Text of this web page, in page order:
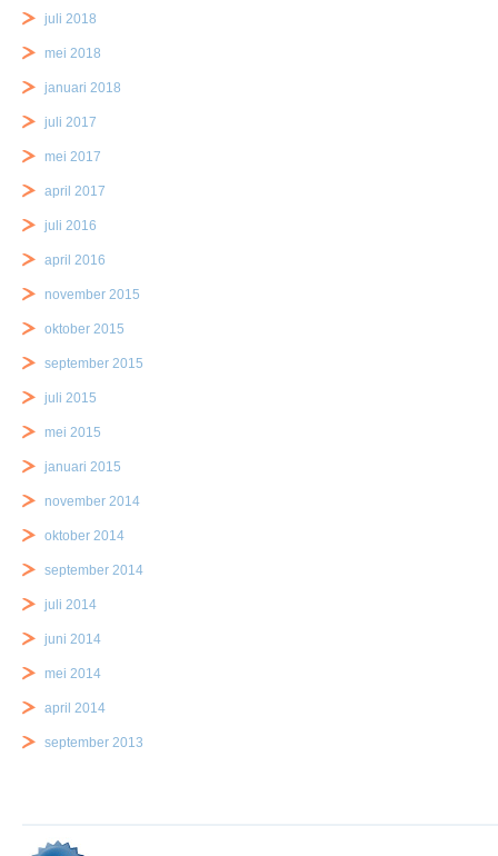
juli 2018
mei 2018
januari 2018
juli 2017
mei 2017
april 2017
juli 2016
april 2016
november 2015
oktober 2015
september 2015
juli 2015
mei 2015
januari 2015
november 2014
oktober 2014
september 2014
juli 2014
juni 2014
mei 2014
april 2014
september 2013